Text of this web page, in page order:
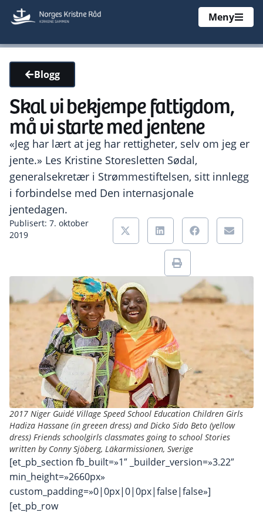
Meny
Blogg
Skal vi bekjempe fattigdom,
må vi starte med jentene
«Jeg har lært at jeg har rettigheter, selv om jeg er
jente.» Les Kristine Storesletten Sødal,
generalsekretær i Strømmestiftelsen, sitt innlegg
i forbindelse med Den internasjonale
jentedagen.
Publisert: 7. oktober
2019
2017 Niger Guidé Village Speed School Education Children Girls
Hadiza Hassane (in greeen dress) and Dicko Sido Beto (yellow
dress) Friends schoolgirls classmates going to school Stories
written by Conny Sjöberg, Läkarmissionen, Sverige
[et_pb_section fb_built=»1″ _builder_version=»3.22″
min_height=»2660px»
custom_padding=»0|0px|0|0px|false|false»]
[et_pb_row